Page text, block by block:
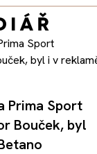
Prima Sport
Bouček, byl